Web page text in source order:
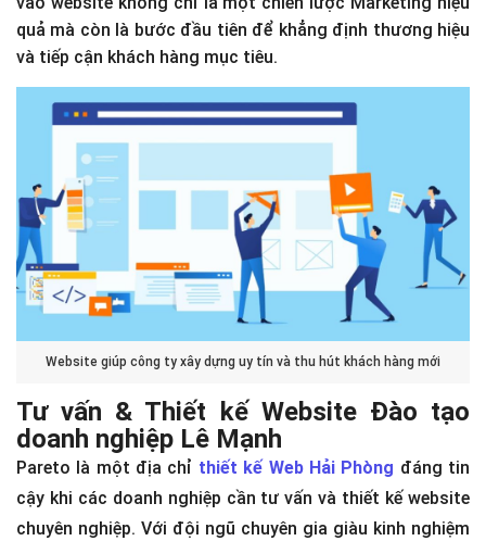
quả mà còn là bước đầu tiên để khẳng định thương hiệu
và tiếp cận khách hàng mục tiêu.
Website giúp công ty xây dựng uy tín và thu hút khách hàng mới
Tư vấn & Thiết kế Website Đào tạo
doanh nghiệp Lê Mạnh
Pareto là một địa chỉ thiết kế Web Hải Phòng đáng tin
cậy khi các doanh nghiệp cần tư vấn và thiết kế website
chuyên nghiệp. Với đội ngũ chuyên gia giàu kinh nghiệm